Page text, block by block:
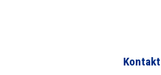
Kontakt